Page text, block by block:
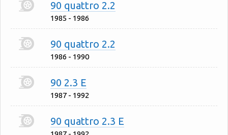
90 quattro 2.2
1985 - 1986
90 quattro 2.2
1986 - 1990
90 2.3 E
1987 - 1992
90 quattro 2.3 E